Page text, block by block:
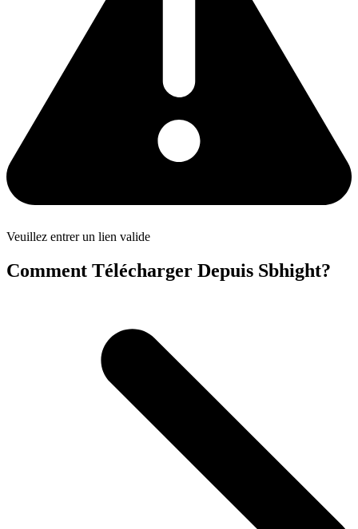
Veuillez entrer un lien valide
Comment Télécharger Depuis Sbhight?